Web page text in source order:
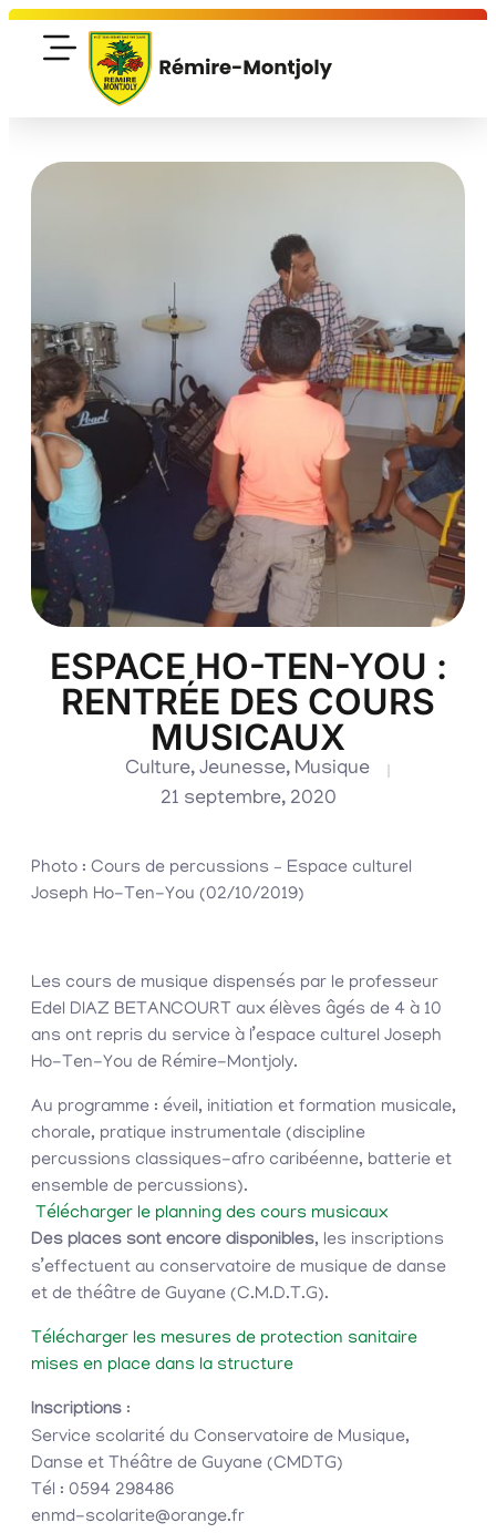
ESPACE HO-TEN-YOU :
RENTRÉE DES COURS
MUSICAUX
Culture, Jeunesse, Musique
21 septembre, 2020
Photo : Cours de percussions – Espace culturel
Joseph Ho-Ten-You (02/10/2019)
Les cours de musique dispensés par le professeur
Edel DIAZ BETANCOURT aux élèves âgés de 4 à 10
ans ont repris du service à l’espace culturel Joseph
Ho-Ten-You de Rémire-Montjoly.
Au programme : éveil, initiation et formation musicale,
chorale, pratique instrumentale (discipline
percussions classiques-afro caribéenne, batterie et
ensemble de percussions).
Télécharger le planning des cours musicaux
Des places sont encore disponibles, les inscriptions
s’effectuent au conservatoire de musique de danse
et de théâtre de Guyane (C.M.D.T.G).
Télécharger les mesures de protection sanitaire
mises en place dans la structure
Inscriptions :
Service scolarité du Conservatoire de Musique,
Danse et Théâtre de Guyane (CMDTG)
Tél : 0594 298486
enmd-scolarite@orange.fr